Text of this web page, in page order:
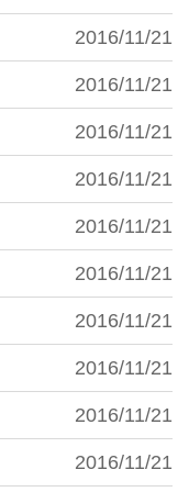
2016/11/21
2016/11/21
2016/11/21
2016/11/21
2016/11/21
2016/11/21
2016/11/21
2016/11/21
2016/11/21
2016/11/21